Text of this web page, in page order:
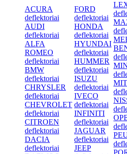
ACURA
deflektoriai
AUDI
deflektoriai
ALFA
ROMEO
deflektoriai
BMW
deflektoriai
CHRYSLER
deflektoriai
CHEVROLET
deflektoriai
CITROEN
deflektoriai
DACIA
deflektoriai
FORD
deflektoriai
HONDA
deflektoriai
HYUNDAI
deflektoriai
HUMMER
deflektoriai
ISUZU
deflektoriai
IVECO
deflektoriai
INFINITI
deflektoriai
JAGUAR
deflektoriai
JEEP